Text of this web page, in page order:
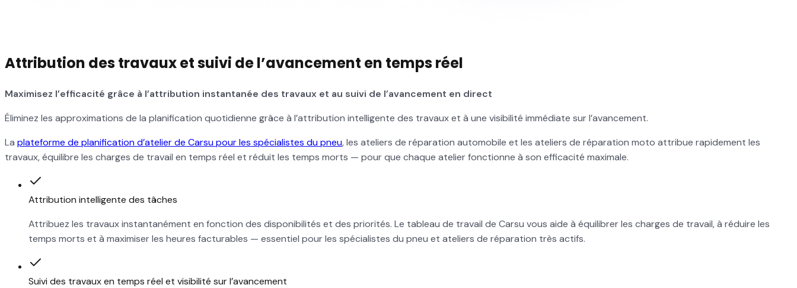
Attribution des travaux et suivi de l’avancement en temps réel
Maximisez l’efficacité grâce à l’attribution instantanée des travaux et au suivi de l’avancement en direct
Éliminez les approximations de la planification quotidienne grâce à l’attribution intelligente des travaux et à une visibilité immédiate sur l’avancement.
La plateforme de planification d’atelier de Carsu pour les spécialistes du pneu, les ateliers de réparation automobile et les ateliers de réparation moto attribue rapidement les
travaux, équilibre les charges de travail en temps réel et réduit les temps morts — pour que chaque atelier fonctionne à son efficacité maximale.
Attribution intelligente des tâches
Attribuez les travaux instantanément en fonction des disponibilités et des priorités. Le tableau de travail de Carsu vous aide à équilibrer les charges de travail, à réduire les
temps morts et à maximiser les heures facturables — essentiel pour les spécialistes du pneu et ateliers de réparation très actifs.
Suivi des travaux en temps réel et visibilité sur l’avancement